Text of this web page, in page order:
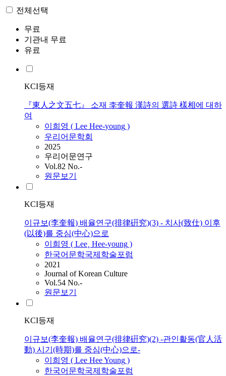
전체선택
무료
기관내 무료
유료
KCI등재
『東人之文五七』 소재 李奎報 漢詩의 選詩 樣相에 대하
여
이희영 ( Lee Hee-young )
우리어문학회
2025
우리어문연구
Vol.82 No.-
원문보기
KCI등재
이규보(李奎報) 배율연구(排律硏究)(3) - 치사(致仕) 이후
(以後)를 중심(中心)으로
이희영 ( Lee¸ Hee-young )
한국어문학국제학술포럼
2021
Journal of Korean Culture
Vol.54 No.-
원문보기
KCI등재
이규보(李奎報) 배율연구(排律硏究)(2) -관인활동(官人活
動) 시기(時期)를 중심(中心)으로-
이희영 ( Lee HeeYoung )
한국어문학국제학술포럼